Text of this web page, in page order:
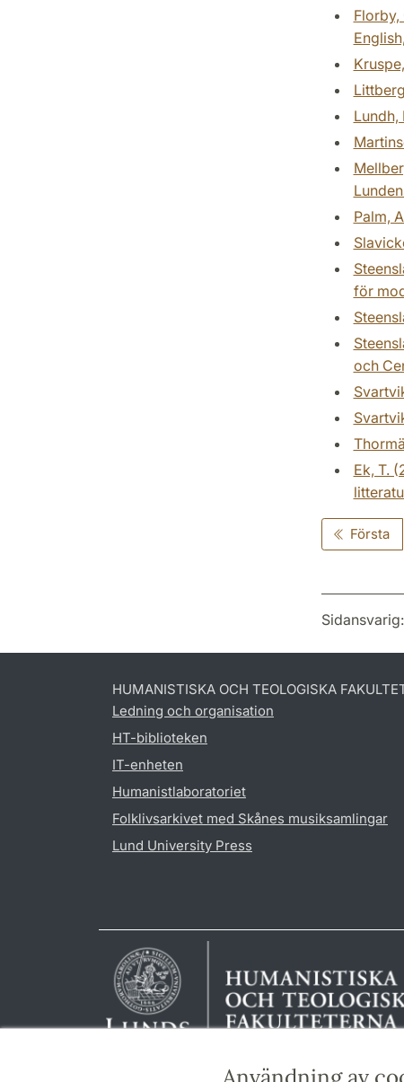
Lundh,
Palm,
för
och
Ek, T.
Första
Sidansvarig:
HUMANISTISKA OCH TEOLOGISKA
Ledning och organisation
HT-biblioteken
IT-enheten
Humanistlaboratoriet
Folklivsarkivet med Skånes musiksamlingar
Lund University Press